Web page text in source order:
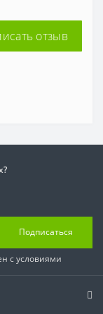
отзыв
Подписаться
с условиями